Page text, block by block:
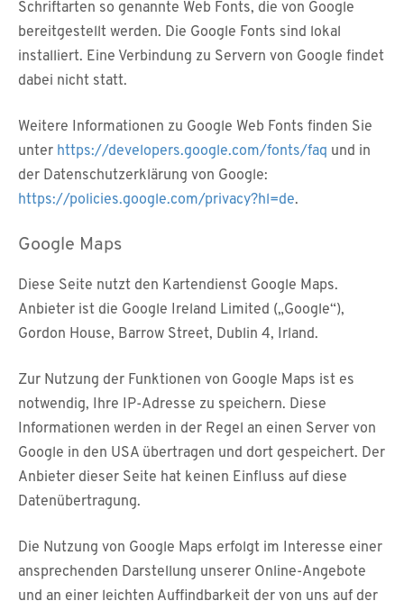
Schriftarten so genannte Web Fonts, die von Google
bereitgestellt werden. Die Google Fonts sind lokal
installiert. Eine Verbindung zu Servern von Google findet
dabei nicht statt.
Weitere Informationen zu Google Web Fonts finden Sie
unter https://developers.google.com/fonts/faq und in
der Datenschutzerklärung von Google:
https://policies.google.com/privacy?hl=de.
Google Maps
Diese Seite nutzt den Kartendienst Google Maps.
Anbieter ist die Google Ireland Limited („Google“),
Gordon House, Barrow Street, Dublin 4, Irland.
Zur Nutzung der Funktionen von Google Maps ist es
notwendig, Ihre IP-Adresse zu speichern. Diese
Informationen werden in der Regel an einen Server von
Google in den USA übertragen und dort gespeichert. Der
Anbieter dieser Seite hat keinen Einfluss auf diese
Datenübertragung.
Die Nutzung von Google Maps erfolgt im Interesse einer
ansprechenden Darstellung unserer Online-Angebote
und an einer leichten Auffindbarkeit der von uns auf der